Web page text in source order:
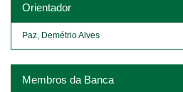
Orientador
Paz, Demétrio Alves
Membros da Banca